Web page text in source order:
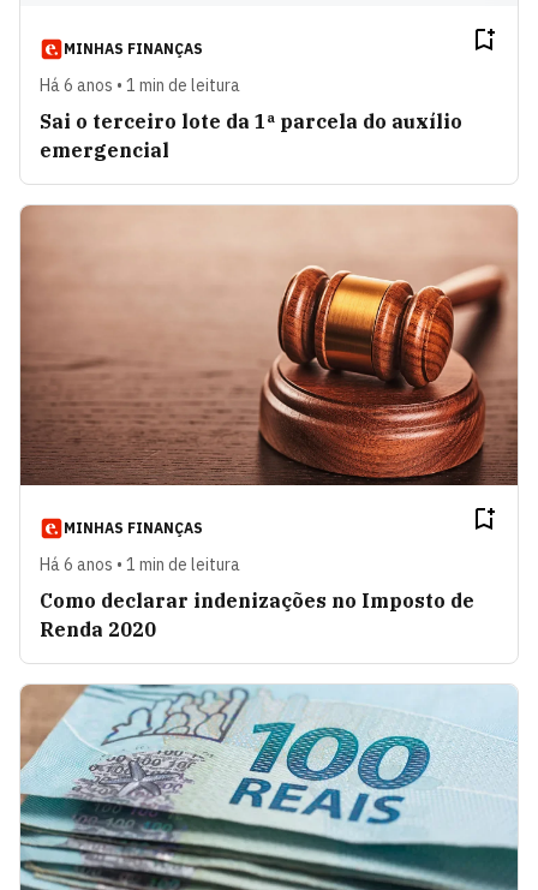
MINHAS FINANÇAS
Há 6 anos • 1 min de leitura
Sai o terceiro lote da 1ª parcela do auxílio
emergencial
MINHAS FINANÇAS
Há 6 anos • 1 min de leitura
Como declarar indenizações no Imposto de
Renda 2020